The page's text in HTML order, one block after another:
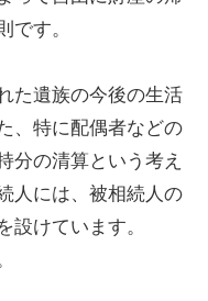
です。
た遺族の今後の生活
、特に配偶者などの
分の清算という考え
人には、被相続人の
設けています。